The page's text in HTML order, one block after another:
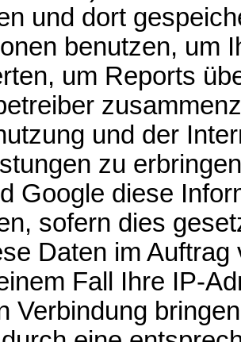
und dort
benutzen, um
um Reports
und der
zu
Google diese
sofern dies
Daten im
Fall Ihre IP-
Verbindung